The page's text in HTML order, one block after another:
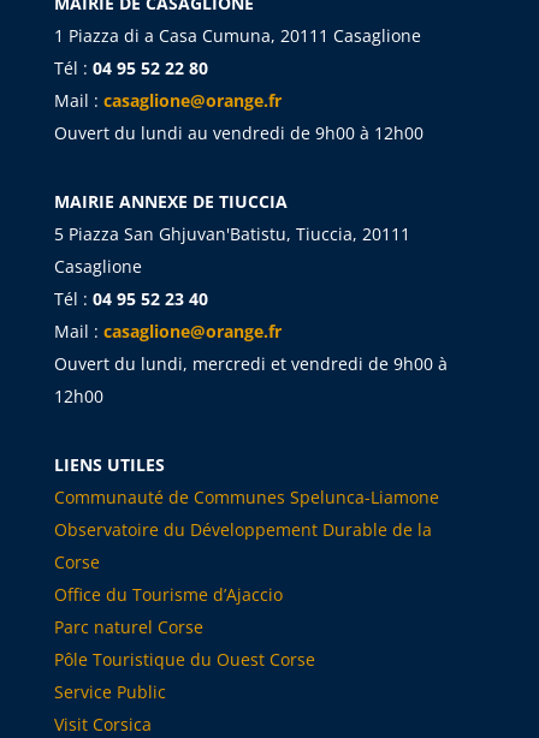
1 Piazza di a Casa Cumuna, 20111 Casaglione
Tél : 04 95 52 22 80
Mail : casaglione@orange.fr
Ouvert du lundi au vendredi de 9h00 à 12h00
MAIRIE ANNEXE DE TIUCCIA
5 Piazza San Ghjuvan'Batistu, Tiuccia, 20111
Casaglione
Tél : 04 95 52 23 40
Mail : casaglione@orange.fr
Ouvert du lundi, mercredi et vendredi de 9h00 à
12h00
LIENS UTILES
Communauté de Communes Spelunca-Liamone
Observatoire du Développement Durable de la
Corse
Office du Tourisme d’Ajaccio
Parc naturel Corse
Pôle Touristique du Ouest Corse
Service Public
Visit Corsica